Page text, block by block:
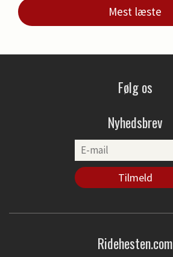
Mest læste
Følg os
Nyhedsbrev
Ridehesten.com